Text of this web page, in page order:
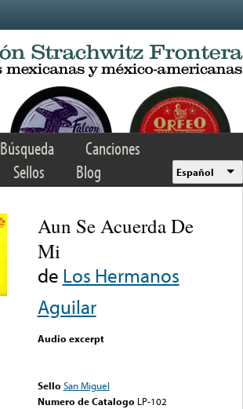
Búsqueda
Canciones
Sellos Blog Español
Aun Se Acuerda De
Mi
de Los Hermanos
Aguilar
Audio excerpt
Sello San Miguel
Numero de Catalogo LP-102